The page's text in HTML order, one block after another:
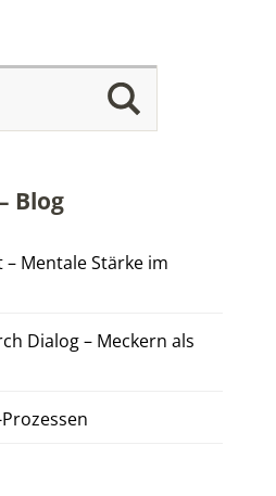
Blog
Mentale Stärke im
Dialog – Meckern als